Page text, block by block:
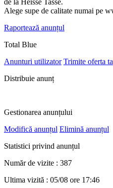
Alege supe de calitate numai pe
Raportează anunțul
Total Blue
Anunturi utilizator Trimite oferta ta
Distribuie anunț
Gestionarea anunțului
Modifică anunțul Elimină anunțul
Statistici privind anunțul
Număr de vizite : 387
Ultima vizită : 05/08 ore 17:46